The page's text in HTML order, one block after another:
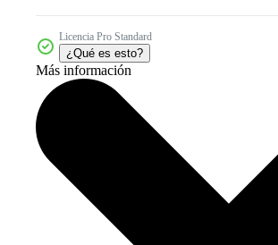
Licencia Pro Standard
¿Qué es esto?
Más información